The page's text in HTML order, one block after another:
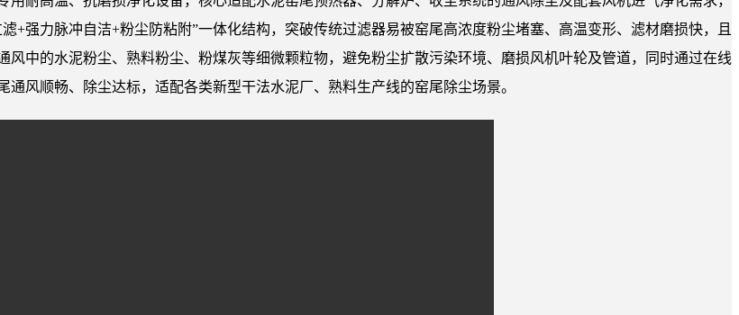
+强力脉冲自洁+粉尘防粘附”一体化结构，突破传统过滤器易被窑尾高浓度粉尘堵塞、高温变形、滤材磨损快，且
中的水泥粉尘、熟料粉尘、粉煤灰等细微颗粒物，避免粉尘扩散污染环境、磨损风机叶轮及管道，同时通过在线
风顺畅、除尘达标，适配各类新型干法水泥厂、熟料生产线的窑尾除尘场景。